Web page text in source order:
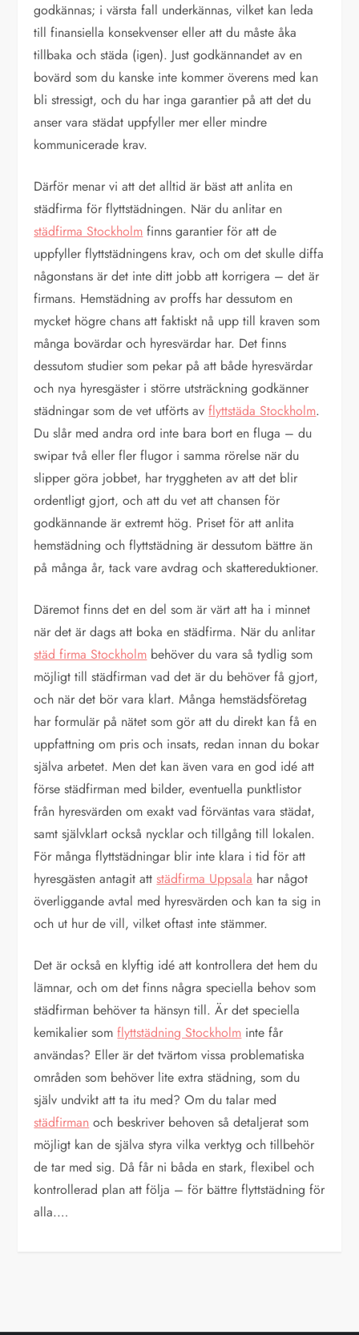
godkännas; i värsta fall underkännas, vilket kan leda
till finansiella konsekvenser eller att du måste åka
tillbaka och städa (igen). Just godkännandet av en
bovärd som du kanske inte kommer överens med kan
bli stressigt, och du har inga garantier på att det du
anser vara städat uppfyller mer eller mindre
kommunicerade krav.
Därför menar vi att det alltid är bäst att anlita en
städfirma för flyttstädningen. När du anlitar en
städfirma Stockholm finns garantier för att de
uppfyller flyttstädningens krav, och om det skulle diffa
någonstans är det inte ditt jobb att korrigera – det är
firmans. Hemstädning av proffs har dessutom en
mycket högre chans att faktiskt nå upp till kraven som
många bovärdar och hyresvärdar har. Det finns
dessutom studier som pekar på att både hyresvärdar
och nya hyresgäster i större utsträckning godkänner
städningar som de vet utförts avflyttstäda Stockholm.
Du slår med andra ord inte bara bort en fluga – du
swipar två eller fler flugor i samma rörelse när du
slipper göra jobbet, har tryggheten av att det blir
ordentligt gjort, och att du vet att chansen för
godkännande är extremt hög. Priset för att anlita
hemstädning och flyttstädning är dessutom bättre än
på många år, tack vare avdrag och skattereduktioner.
Däremot finns det en del som är värt att ha i minnet
när det är dags att boka en städfirma. När du anlitar
städ firma Stockholm behöver du vara så tydlig som
möjligt till städfirman vad det är du behöver få gjort,
och när det bör vara klart. Många hemstädsföretag
har formulär på nätet som gör att du direkt kan få en
uppfattning om pris och insats, redan innan du bokar
själva arbetet. Men det kan även vara en god idé att
förse städfirman med bilder, eventuella punktlistor
från hyresvärden om exakt vad förväntas vara städat,
samt självklart också nycklar och tillgång till lokalen.
För många flyttstädningar blir inte klara i tid för att
hyresgästen antagit attstädfirma Uppsala har något
överliggande avtal med hyresvärden och kan ta sig in
och ut hur de vill, vilket oftast inte stämmer.
Det är också en klyftig idé att kontrollera det hem du
lämnar, och om det finns några speciella behov som
städfirman behöver ta hänsyn till. Är det speciella
kemikalier somflyttstädning Stockholm inte får
användas? Eller är det tvärtom vissa problematiska
områden som behöver lite extra städning, som du
själv undvikt att ta itu med? Om du talar med
städfirman och beskriver behoven så detaljerat som
möjligt kan de själva styra vilka verktyg och tillbehör
de tar med sig. Då får ni båda en stark, flexibel och
kontrollerad plan att följa – för bättre flyttstädning för
alla.…